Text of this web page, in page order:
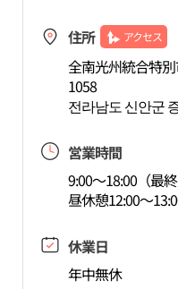
住所 アクセス
全南光州統合特
1058
전라남도 신안군
営業時間
9:00～18:00（最終
昼休憩12:00～
休業日
年中無休